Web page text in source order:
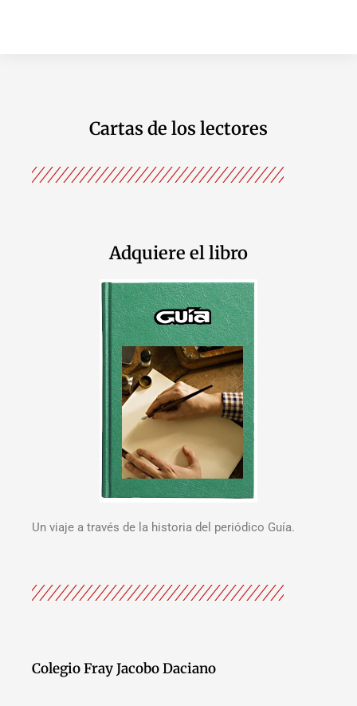
Cartas de los lectores
Adquiere el libro
Un viaje a través de la historia del periódico Guía.
Colegio Fray Jacobo Daciano